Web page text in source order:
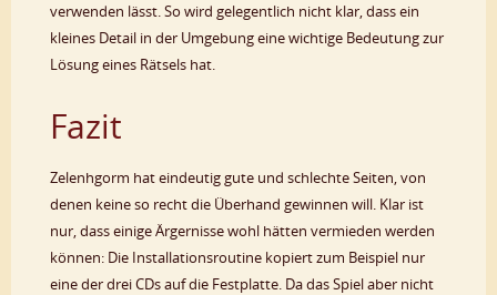
verwenden lässt. So wird gelegentlich nicht klar, dass ein
kleines Detail in der Umgebung eine wichtige Bedeutung zur
Lösung eines Rätsels hat.
Fazit
Zelenhgorm hat eindeutig gute und schlechte Seiten, von
denen keine so recht die Überhand gewinnen will. Klar ist
nur, dass einige Ärgernisse wohl hätten vermieden werden
können: Die Installationsroutine kopiert zum Beispiel nur
eine der drei CDs auf die Festplatte. Da das Spiel aber nicht